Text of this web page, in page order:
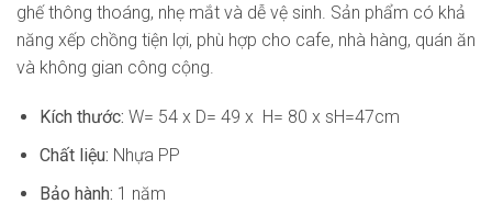
ghế thông thoáng, nhẹ mắt và dễ vệ sinh. Sản phẩm có khả
năng xếp chồng tiện lợi, phù hợp cho cafe, nhà hàng, quán ăn
và không gian công cộng.
Kích thước: W= 54 x D= 49 x H= 80 x sH=47cm
Chất liệu: Nhựa PP
Bảo hành: 1 năm